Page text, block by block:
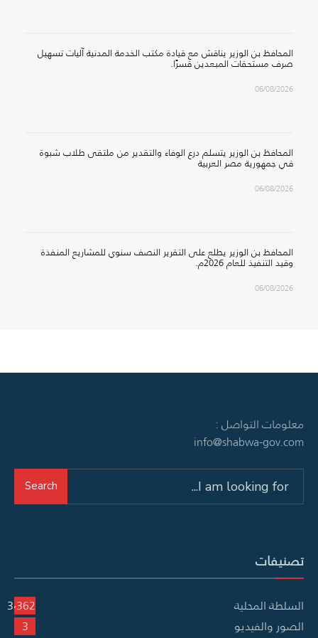
المحافظ بن الوزير يناقش مع قيادة مكتب الخدمة المدنية آليات تسهيل
صرف مستحقات المبعدين قسرًا.
06/08/2026
المحافظ بن الوزير يتسلم درع الوفاء والتقدير من ملتقى طلاب شبوة
في جمهورية مصر العربية
06/08/2026
المحافظ بن الوزير يطلع على التقرير النصف سنوي للمشاريع المنفذة
وقيد التنفيذ للعام 2026م.
06/08/2026
معلومات التواصل :
info@shabwa-gov.com
Search
تصنيفات
السلطة المحلية
3٬362
الصور والفيديو
3